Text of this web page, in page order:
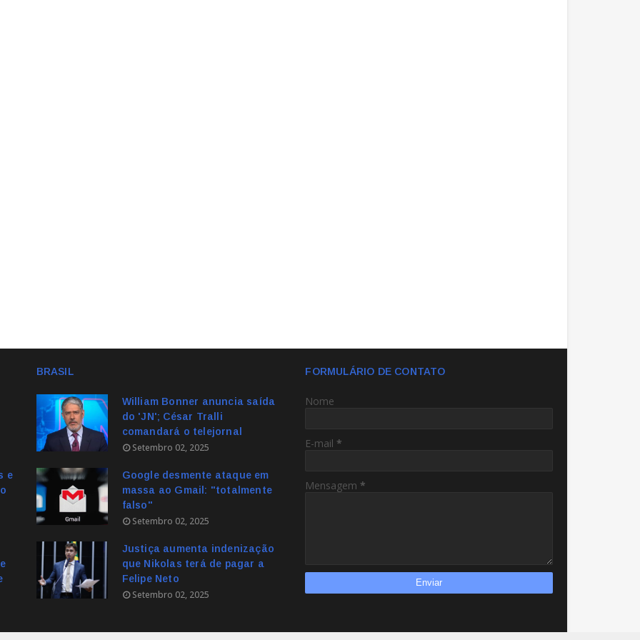
e
BRASIL
William Bonner anuncia saída
do 'JN'; César Tralli
comandará o telejornal
Setembro 02, 2025
Google desmente ataque em
massa ao Gmail: "totalmente
falso"
Setembro 02, 2025
Justiça aumenta indenização
que Nikolas terá de pagar a
Felipe Neto
Setembro 02, 2025
FORMULÁRIO DE CONTATO
Nome
E-mail *
Mensagem *